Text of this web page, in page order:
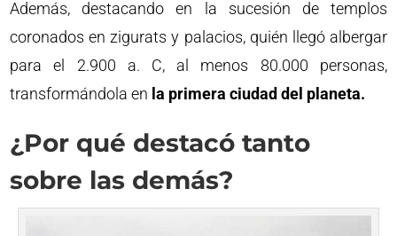
Además, destacando en la sucesión de templos
coronados en zigurats y palacios, quién llegó albergar
para el 2.900 a. C, al menos 80.000 personas,
transformándola en la primera ciudad del planeta.
¿Por qué destacó tanto
sobre las demás?